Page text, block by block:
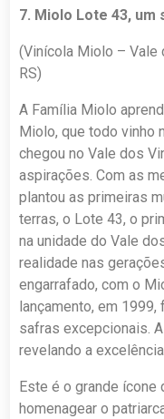
7. Miolo Lote 43, um
(Vinícola Miolo – Vale
RS)
A Família Miolo
Miolo, que todo vinho
chegou no Vale dos
aspirações. Com as
plantou as primeiras
terras, o Lote 43, o
na unidade do Vale
realidade nas
engarrafado, com o
lançamento, em
safras excepcionais.
revelando a
Este é o grande ícone
homenagear o